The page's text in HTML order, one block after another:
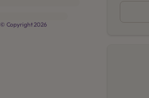
© Copyright2026